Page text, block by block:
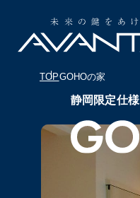
TOPGOHOの家
静岡限定仕様